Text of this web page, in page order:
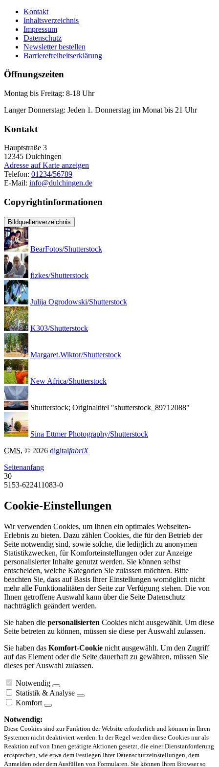
Kontakt
Inhaltsverzeichnis
Impressum
Datenschutz
Newsletter bestellen
Barrierefreiheitserklärung
Öffnungszeiten
Montag bis Freitag: 8-18 Uhr
Langer Donnerstag: Jeden 1. Donnerstag im Monat bis 21 Uhr
Kontakt
Hauptstraße 3
12345 Dulchingen
Adresse auf Karte anzeigen
Telefon: 01234/56789
E-Mail: info@dulchingen.de
Copyrightinformationen
Bildquellenverzeichnis
BearFotos/Shutterstock
fizkes/Shutterstock
Julija Ogrodowski/Shutterstock
K303/Shutterstock
Margaret.Wiktor/Shutterstock
New Africa/Shutterstock
Shutterstock; Originaltitel "shutterstock_89712088"
Sina Ettmer Photography/Shutterstock
CMS, © 2026 digitalfabriX
Seitenanfang
30
5153-622411083-0
Cookie-Einstellungen
Wir verwenden Cookies, um Ihnen ein optimales Webseiten-
Erlebnis zu bieten. Dazu zählen Cookies, die für den Betrieb der
Seite notwendig sind, sowie solche, die lediglich zu anonymen
Statistikzwecken, für Komforteinstellungen oder zur Anzeige
personalisierter Inhalte genutzt werden. Sie können selbst
entscheiden, welche Kategorien Sie zulassen möchten. Bitte
beachten Sie, dass auf Basis Ihrer Einstellungen womöglich nicht
mehr alle Funktionalitäten der Seite zur Verfügung stehen. Die von
Ihnen getroffene Auswahl kann über die Seite Datenschutz
nachträglich geändert werden.
Sie haben die personalisierten Cookies nicht ausgewählt. Um diese
Seite betreten zu können, müssen sie diese per Auswahl zulassen.
Sie haben das Komfort-Cookie nicht ausgewählt. Um den Zugriff
auf das Element oder die Seite dauerhaft zu gewähren, müssen Sie
dieses per Auswahl zulassen.
Notwendig
Statistik & Analyse
Komfort
Notwendig:
Diese Cookies sind zur Funktion der Website erforderlich und können in Ihren
Systemen nicht deaktiviert werden. In der Regel werden diese Cookies nur als
Reaktion auf von Ihnen getätigte Aktionen gesetzt, die einer Dienstanforderung
entsprechen, wie etwa dem Festlegen Ihrer Datenschutzeinstellungen, dem
Anmelden oder dem Ausfüllen von Formularen. Sie können Ihren Browser so